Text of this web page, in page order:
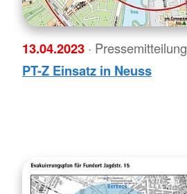
13.04.2023 · Pressemitteilung
PT-Z Einsatz in Neuss